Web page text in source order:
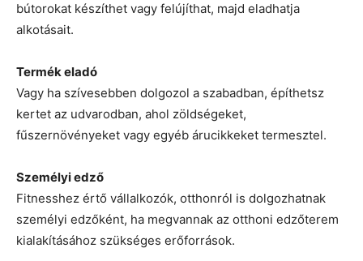
bútorokat készíthet vagy felújíthat, majd eladhatja
alkotásait.
Termék eladó
Vagy ha szívesebben dolgozol a szabadban, építhetsz
kertet az udvarodban, ahol zöldségeket,
fűszernövényeket vagy egyéb árucikkeket termesztel.
Személyi edző
Fitnesshez értő vállalkozók, otthonról is dolgozhatnak
személyi edzőként, ha megvannak az otthoni edzőterem
kialakításához szükséges erőforrások.